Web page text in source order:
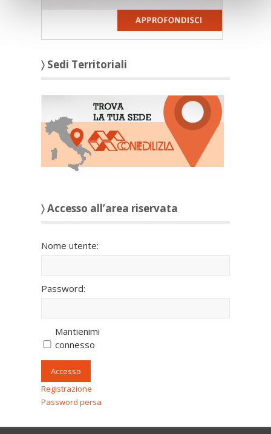
〉 Sedi Territoriali
〉 Accesso all’area riservata
Nome utente:
Password:
Mantienimi
connesso
Accesso
Registrazione
Password persa